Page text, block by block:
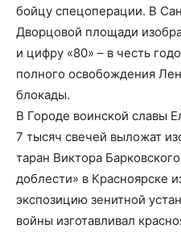
бойцу спецоперации. В
Дворцовой площади
и цифру «80» – в честь
полного освобождения
блокады.
В Городе воинской славы
7 тысяч свечей выложат
таран Виктора
доблести» в Красноярске
экспозицию зенитной
войны изготавливал